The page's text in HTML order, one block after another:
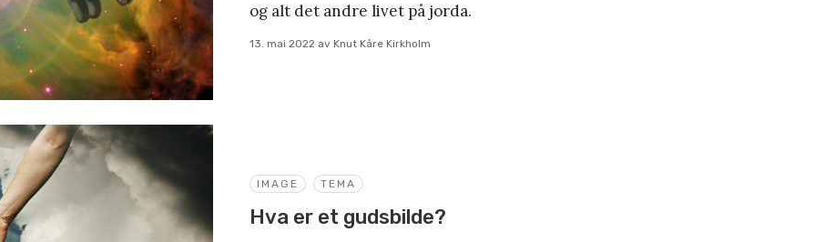
og alt det andre livet på jorda.
13. mai 2022 av Knut Kåre Kirkholm
IMAGE TEMA
Hva er et gudsbilde?